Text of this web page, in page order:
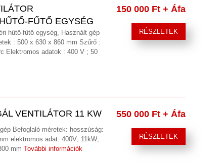
FŰTŐ EGYSÉG
150 000 Ft + Áfa
RÉSZLETEK
hűtő-fűtő egység, Használt gép
: 500 x 630 x 860 mm Szűrő :
Elektromos adatok : 400 V ; 50
VENTILÁTOR 11 KW 550 000 Ft + Áfa
RÉSZLETEK
Befoglaló méretek: hosszúság:
elektromos adat: 400V; 11kW;
mm További információk